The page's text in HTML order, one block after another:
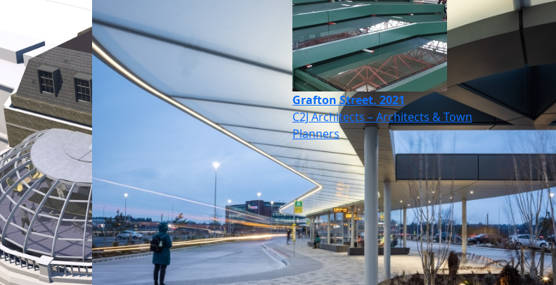
Grafton Street, 2021
C2J Architects – Architects & Town
Planners